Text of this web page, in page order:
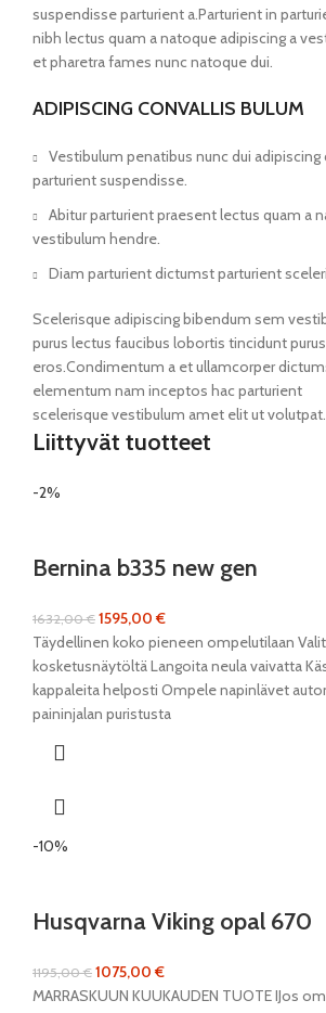
suspendisse parturient a.Parturient in
nibh lectus quam a natoque adipiscing a
et pharetra fames nunc natoque dui.
ADIPISCING CONVALLIS BULUM
Vestibulum penatibus nunc dui adipiscing
parturient suspendisse.
Abitur parturient praesent lectus quam a
vestibulum hendre.
Diam parturient dictumst parturient
Scelerisque adipiscing bibendum sem
purus lectus faucibus lobortis tincidunt
eros.Condimentum a et ullamcorper
elementum nam inceptos hac parturient
scelerisque vestibulum amet elit ut volutpat.
Liittyvät tuotteet
-2%
Bernina b335 new gen
1632,00€ 1595,00€
Täydellinen koko pieneen ompelutilaan
kosketusnäytöltä Langoita neula vaivatta
kappaleita helposti Ompele napinlävet
paininjalan puristusta
-10%
Husqvarna Viking opal 670
1195,00€ 1075,00€
MARRASKUUN KUUKAUDEN TUOTE IJos